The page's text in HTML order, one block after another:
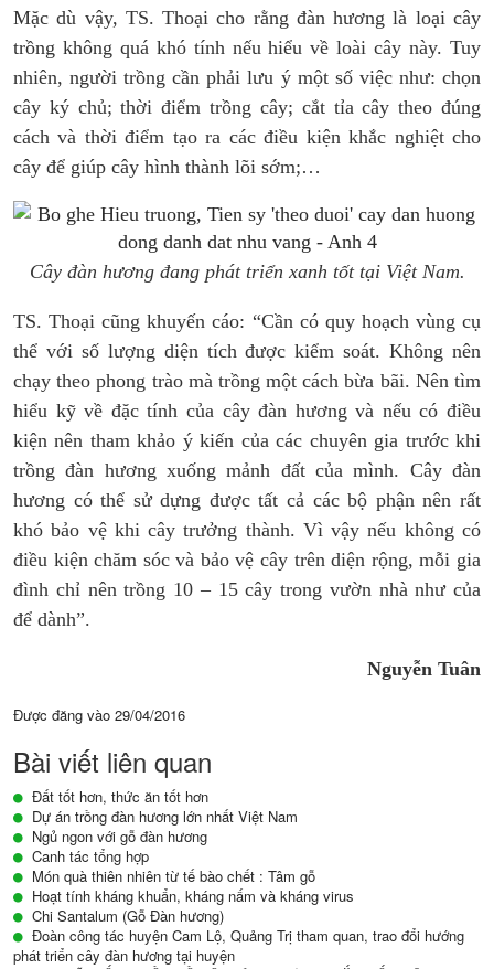
Mặc dù vậy, TS. Thoại cho rằng đàn hương là loại cây
trồng không quá khó tính nếu hiểu về loài cây này. Tuy
nhiên, người trồng cần phải lưu ý một số việc như: chọn
cây ký chủ; thời điểm trồng cây; cắt tỉa cây theo đúng
cách và thời điểm tạo ra các điều kiện khắc nghiệt cho
cây để giúp cây hình thành lõi sớm;…
Cây đàn hương đang phát triển xanh tốt tại Việt Nam.
TS. Thoại cũng khuyến cáo: “Cần có quy hoạch vùng cụ
thể với số lượng diện tích được kiểm soát. Không nên
chạy theo phong trào mà trồng một cách bừa bãi. Nên tìm
hiểu kỹ về đặc tính của cây đàn hương và nếu có điều
kiện nên tham khảo ý kiến của các chuyên gia trước khi
trồng đàn hương xuống mảnh đất của mình. Cây đàn
hương có thể sử dựng được tất cả các bộ phận nên rất
khó bảo vệ khi cây trưởng thành. Vì vậy nếu không có
điều kiện chăm sóc và bảo vệ cây trên diện rộng, mỗi gia
đình chỉ nên trồng 10 – 15 cây trong vườn nhà như của
để dành”.
Nguyễn Tuân
Được đăng vào 29/04/2016
Bài viết liên quan
Đất tốt hơn, thức ăn tốt hơn
Dự án trồng đàn hương lớn nhất Việt Nam
Ngủ ngon với gỗ đàn hương
Canh tác tổng hợp
Món quà thiên nhiên từ tế bào chết : Tâm gỗ
Hoạt tính kháng khuẩn, kháng nấm và kháng virus
Chi Santalum (Gỗ Đàn hương)
Đoàn công tác huyện Cam Lộ, Quảng Trị tham quan, trao đổi hướng
phát triển cây đàn hương tại huyện